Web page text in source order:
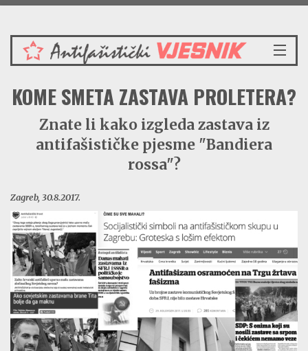
Petak 7.8.2026.
VIJESTI
REDAKCIJSKI KOMENTAR
VJESNIKOV KALENDAR
CRVENI ZABAVNIK
SPOMENICI
BORBENA BIBLIOTEKA
NAŠE PJESME
KOME SMETA ZASTAVA PROLETERA?
Znate li kako izgleda zastava iz
antifašističke pjesme "Bandiera
rossa"?
Zagreb, 30.8.2017.